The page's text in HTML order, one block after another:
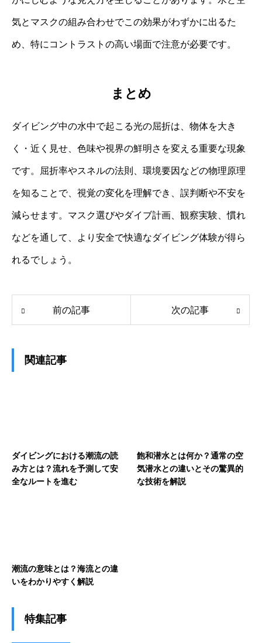
気とマスクの組み合わせでこの効果がわずかに出るた
め、特にコントラストの高い場面で注意が必要です。
まとめ
ダイビング中の水中で起こる光の屈折は、物体を大き
く・近く見せ、色味や視界の鮮明さを変える重要な現象
です。屈折率やスネルの法則、環境要因などの物理原理
を知ることで、視覚の変化を理解でき、誤判断や不安を
減らせます。マスク選びやダイブ計画、観察実験、慣れ
などを通して、より安全で快適なダイビング体験が得ら
れるでしょう。
前の記事 次の記事
関連記事
ダイビングにおける潮流の読
み方とは？流れを予測して安
全なルートを進む
飽和潜水とは何か？通常の空
気潜水との違いとその驚異的
な技術を解説
潮流の意味とは？海流との違
いをわかりやすく解説
特集記事